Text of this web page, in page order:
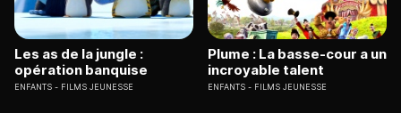
Les as de la jungle :
opération banquise
ENFANTS FILMS JEUNESSE
Plume : La basse-cour a un
incroyable talent
ENFANTS FILMS JEUNESSE